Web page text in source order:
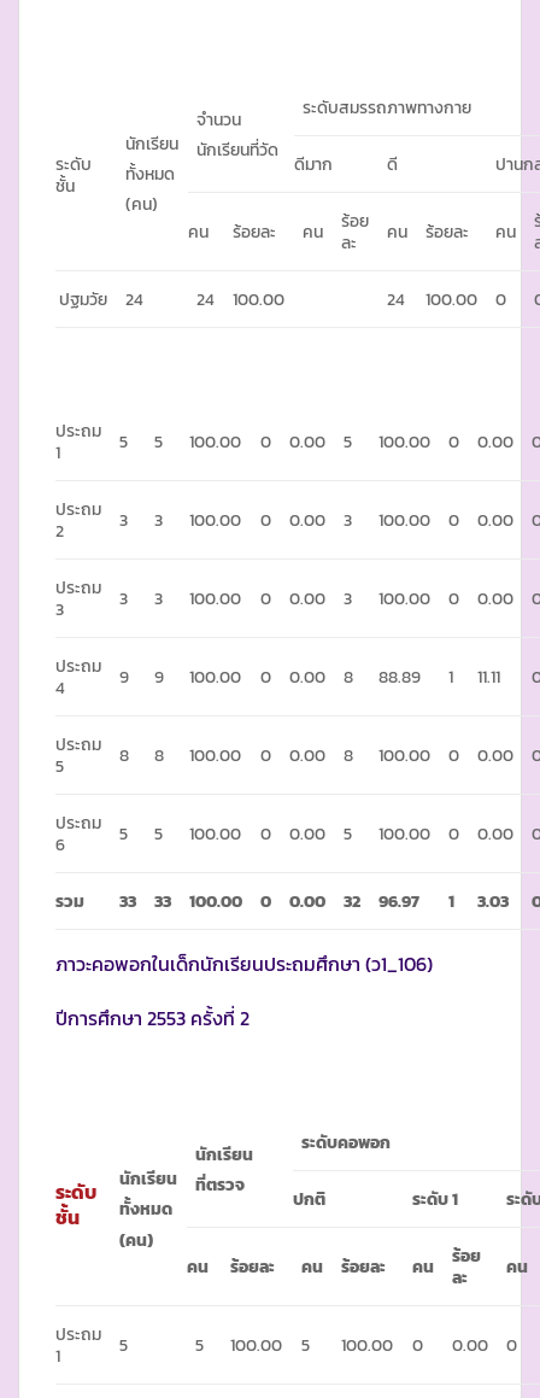
ระดับ
ชั้น
นักเรียน
ทั้งหมด
(คน)
จำนวน
นักเรียนที่วัด
ระดับสมรรถภาพทางกาย
ดีมาก ดี ปานก
คน ร้อยละ คน
ร้อย
ละ
คน ร้อยละ คน
ปฐมวัย 24 24 100.00 24 100.00 0
ประถม
1
5 5 100.00 0 0.00 5 100.00 0 0.00
ประถม
2
3 3 100.00 0 0.00 3 100.00 0 0.00
ประถม
3
3 3 100.00 0 0.00 3 100.00 0 0.00
ประถม
4
9 9 100.00 0 0.00 8 88.89 1 11.11
ประถม
5
8 8 100.00 0 0.00 8 100.00 0 0.00
ประถม
6
5 5 100.00 0 0.00 5 100.00 0 0.00
รวม 33 33 100.00 0 0.00 32 96.97 1 3.03
ภาวะคอพอกในเด็กนักเรียนประถมศึกษา (ว1_106)
ปีการศึกษา 2553 ครั้งที่ 2
ระดับ
ชั้น
นักเรียน
ทั้งหมด
(คน)
นักเรียน
ที่ตรวจ
ระดับคอพอก
ปกติ ระดับ1 ระ
คน ร้อยละ คน ร้อยละ คน
ร้อย
ละ
คน
ประถม
1
5 5 100.00 5 100.00 0 0.00 0